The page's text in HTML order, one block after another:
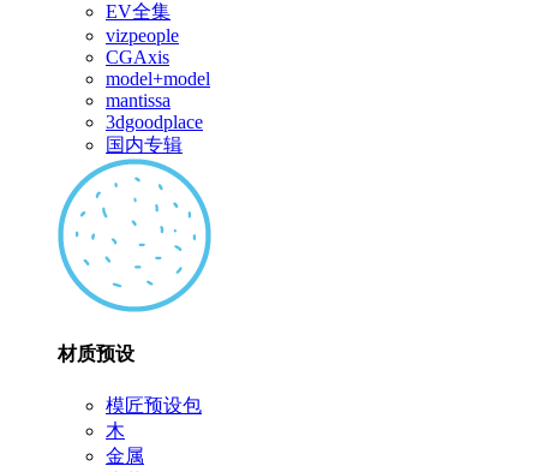
EV全集
vizpeople
CGAxis
model+model
mantissa
3dgoodplace
国内专辑
材质预设
模匠预设包
木
金属